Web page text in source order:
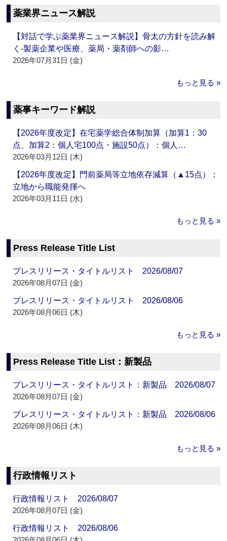
薬業界ニュース解説
【対話で学ぶ薬業界ニュース解説】骨太の方針を読み解
く‐製薬企業や医療、薬局・薬剤師への影…
2026年07月31日 (金)
もっと見る »
薬事キーワード解説
【2026年度改定】在宅薬学総合体制加算（加算1：30
点、加算2：個人宅100点・施設50点）：個人…
2026年03月12日 (木)
【2026年度改定】門前薬局等立地依存減算（▲15点）：
立地から職能発揮へ
2026年03月11日 (水)
もっと見る »
Press Release Title List
プレスリリース・タイトルリスト 2026/08/07
2026年08月07日 (金)
プレスリリース・タイトルリスト 2026/08/06
2026年08月06日 (木)
もっと見る »
Press Release Title List：新製品
プレスリリース・タイトルリスト：新製品 2026/08/07
2026年08月07日 (金)
プレスリリース・タイトルリスト：新製品 2026/08/06
2026年08月06日 (木)
もっと見る »
行政情報リスト
行政情報リスト 2026/08/07
2026年08月07日 (金)
行政情報リスト 2026/08/06